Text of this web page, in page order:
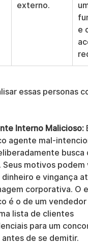
externo.
e
essas personas
Interno Malicioso:
agente mal-
busca
Seus motivos podem
dinheiro e vingança
corporativa. O
é o de um vendedor
lista de clientes
para um
antes de se demitir.